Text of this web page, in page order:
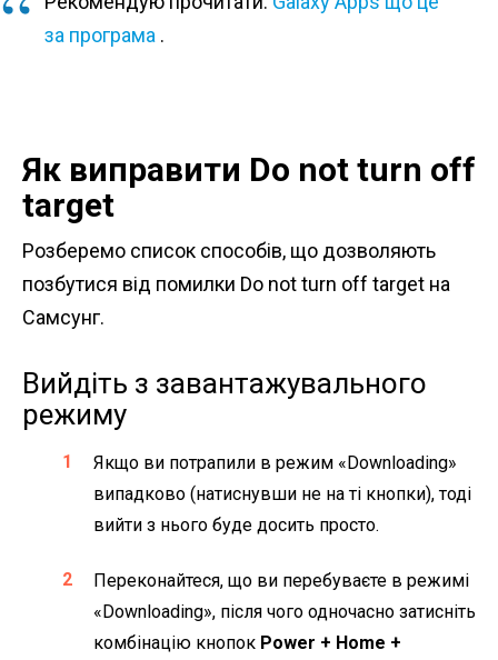
за програма .
Як виправити Do not turn off
target
Розберемо список способів, що дозволяють
позбутися від помилки Do not turn off target на
Самсунг.
Вийдіть з завантажувального
режиму
Якщо ви потрапили в режим «Downloading»
випадково (натиснувши не на ті кнопки), тоді
вийти з нього буде досить просто.
Переконайтеся, що ви перебуваєте в режимі
«Downloading», після чого одночасно затисніть
комбінацію кнопок Power + Home +